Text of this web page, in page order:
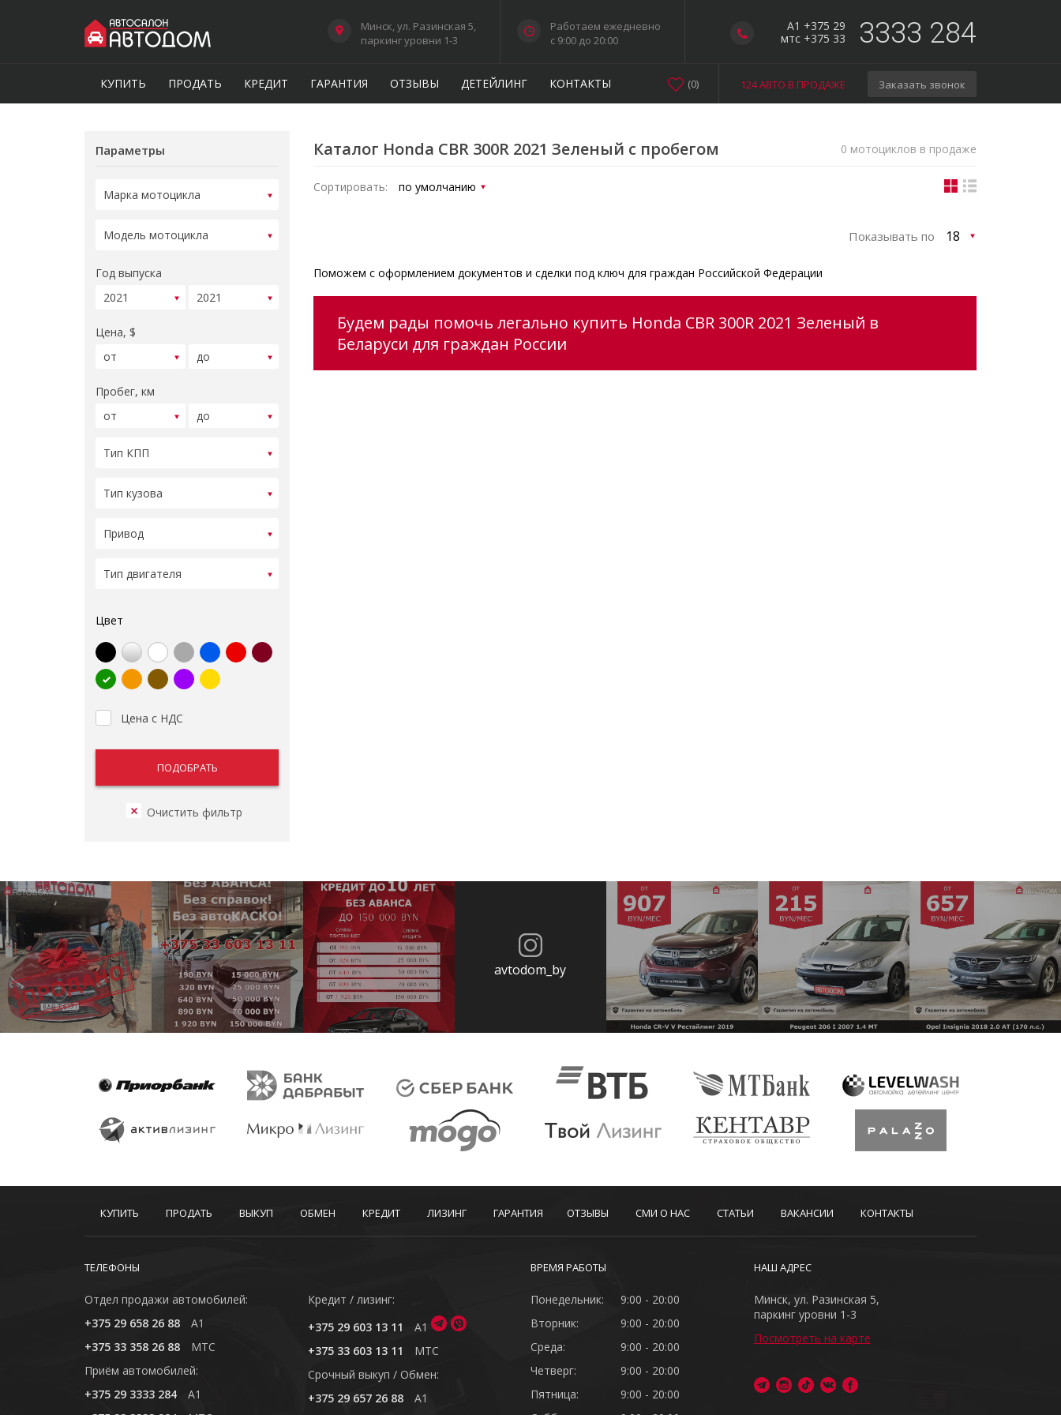
A1 +375 29
мтс +375 33
3333 284
Минск, ул. Разинская 5,
паркинг уровни 1-3
Работаем ежедневно
c 9:00 до 20:00
КУПИТЬ ПРОДАТЬ КРЕДИТ ГАРАНТИЯ ОТЗЫВЫ ДЕТЕЙЛИНГ КОНТАКТЫ 124 АВТО В ПРОДАЖЕ Заказать звонок
(0)
Параметры
Год выпуска
Цена, $
Пробег, км
Цвет
Цена с НДС
Каталог Honda CBR 300R 2021 Зеленый с пробегом 0 мотоциклов в продаже
Сортировать:
Показывать по
Поможем с оформлением документов и сделки под ключ для граждан Российской Федерации
Будем рады помочь легально купить Honda CBR 300R 2021 Зеленый в
Беларуси для граждан России
avtodom_by
КУПИТЬ ПРОДАТЬ ВЫКУП ОБМЕН КРЕДИТ ЛИЗИНГ ГАРАНТИЯ ОТЗЫВЫ СМИ О НАС СТАТЬИ ВАКАНСИИ КОНТАКТЫ
ТЕЛЕФОНЫ
Отдел продажи автомобилей:
+375 29 658 26 88
A1
+375 33 358 26 88
MTC
Приём автомобилей:
+375 29 3333 284
A1
Кредит / лизинг:
+375 29 603 13 11
A1
+375 33 603 13 11
MTC
Cрочный выкуп / Обмен:
+375 29 657 26 88
A1
ВРЕМЯ РАБОТЫ
Понедельник:
9:00 - 20:00
Вторник:
9:00 - 20:00
Среда:
9:00 - 20:00
Четверг:
9:00 - 20:00
Пятница:
9:00 - 20:00
НАШ АДРЕС
Минск, ул. Разинская 5,
паркинг уровни 1-3
Посмотреть на карте